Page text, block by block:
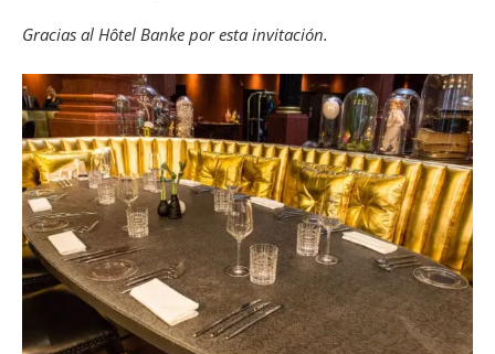
Gracias al Hôtel Banke por esta invitación.